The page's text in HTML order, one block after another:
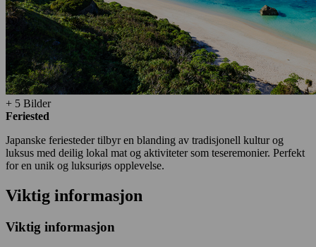
+ 5 Bilder
Feriested
Japanske feriesteder tilbyr en blanding av tradisjonell kultur og
luksus med deilig lokal mat og aktiviteter som teseremonier. Perfekt
for en unik og luksuriøs opplevelse.
Viktig informasjon
Viktig informasjon